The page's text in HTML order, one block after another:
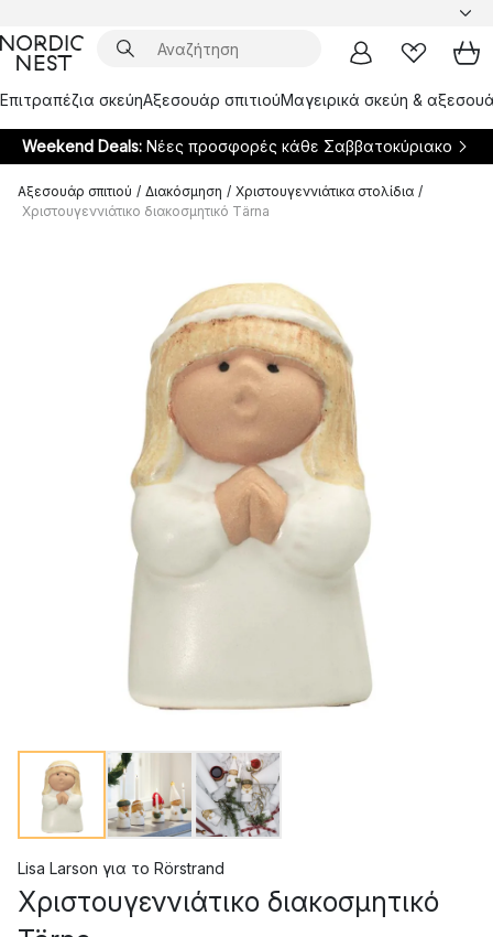
Επιτραπέζια σκεύηΑξεσουάρ σπιτιούΜαγειρικά σκεύη &
Weekend Deals: Νέες προσφορές κάθε Σαββατοκύριακο
Αξεσουάρ σπιτιού / Διακόσμηση / Χριστουγεννιάτικα στολίδια /
Χριστουγεννιάτικο διακοσμητικό Tärna
Lisa Larson για το Rörstrand
Χριστουγεννιάτικο διακοσμητικό